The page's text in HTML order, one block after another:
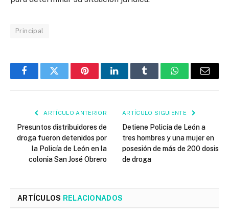
Principal
FacebookTwitter PinterestLinkedInTumblr WhatsAppEmail
ARTÍCULO ANTERIOR
Presuntos distribuidores de
droga fueron detenidos por
la Policía de León en la
colonia San José Obrero
ARTÍCULO SIGUIENTE
Detiene Policía de León a
tres hombres y una mujer en
posesión de más de 200 dosis
de droga
ARTÍCULOS RELACIONADOS